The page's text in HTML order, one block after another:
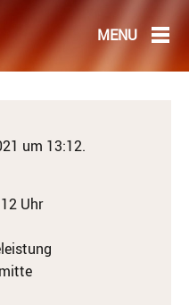
um 13:12.
Uhr